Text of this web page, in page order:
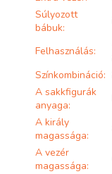
Súlyozott
bábuk:
Felhasználás:
Színkombináció:
A sakkfigurák
anyaga:
A király
magassága:
A vezér
magassága: